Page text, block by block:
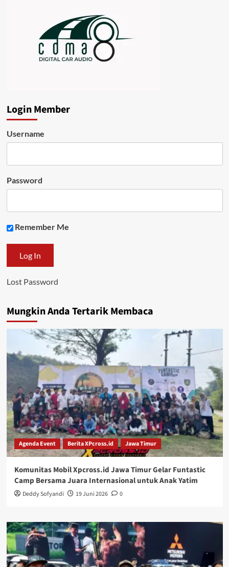
Login Member
Username
Password
Remember Me
Lost Password
Mungkin Anda Tertarik Membaca
Agenda Event Berita XPcross.id Jawa Timur
Komunitas Mobil Xpcross.id Jawa Timur Gelar Funtastic
Camp Bersama Juara Internasional untuk Anak Yatim
Deddy Sofyandi 19 Juni 2026 0